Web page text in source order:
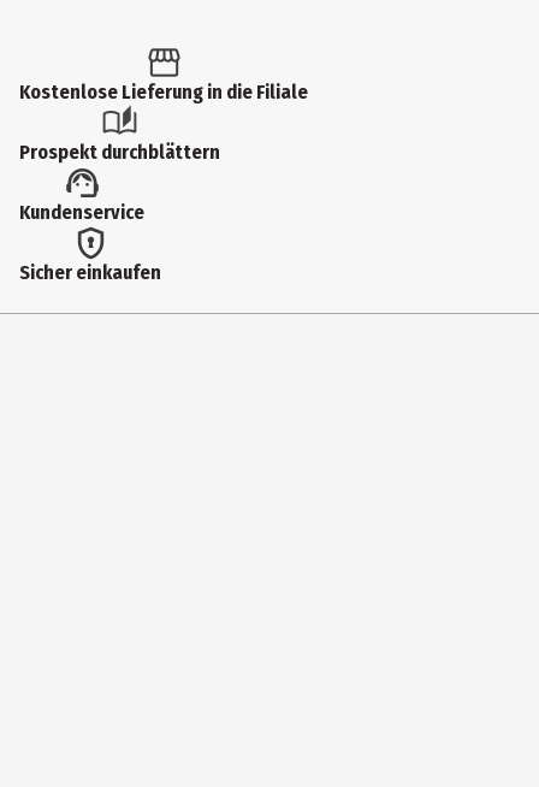
6 Jahre
Artikelnummer des Herstellers
92903
Lizenz (spw)
Funko Disney
Hersteller
Kostenlose Lieferung in die Filiale
Prospekt durchblättern
Kundenservice
Sicher einkaufen